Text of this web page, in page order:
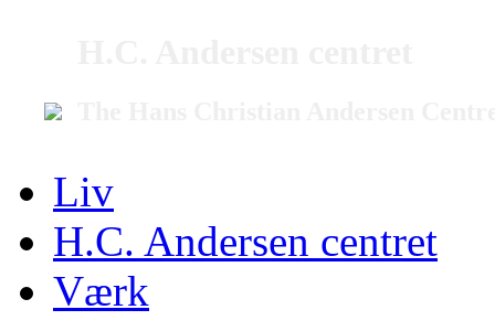
Liv
H.C. Andersen centret
Værk